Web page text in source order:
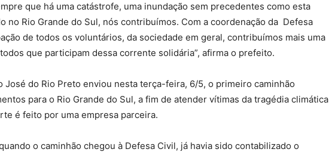
que há uma catástrofe, uma inundação sem precedentes como esta
no Rio Grande do Sul, nós contribuímos. Com a coordenação da Defesa
de todos os voluntários, da sociedade em geral, contribuímos mais uma
que participam dessa corrente solidária”, afirma o prefeito.
José do Rio Preto enviou nesta terça-feira, 6/5, o primeiro caminhão
para o Rio Grande do Sul, a fim de atender vítimas da tragédia climática
é feito por uma empresa parceira.
o caminhão chegou à Defesa Civil, já havia sido contabilizado o